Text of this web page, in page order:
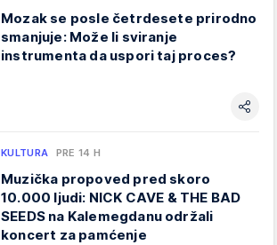
Mozak se posle četrdesete prirodno
smanjuje: Može li sviranje
instrumenta da uspori taj proces?
KULTURA PRE 14 H
Muzička propoved pred skoro
10.000 ljudi: NICK CAVE & THE BAD
SEEDS na Kalemegdanu održali
koncert za pamćenje